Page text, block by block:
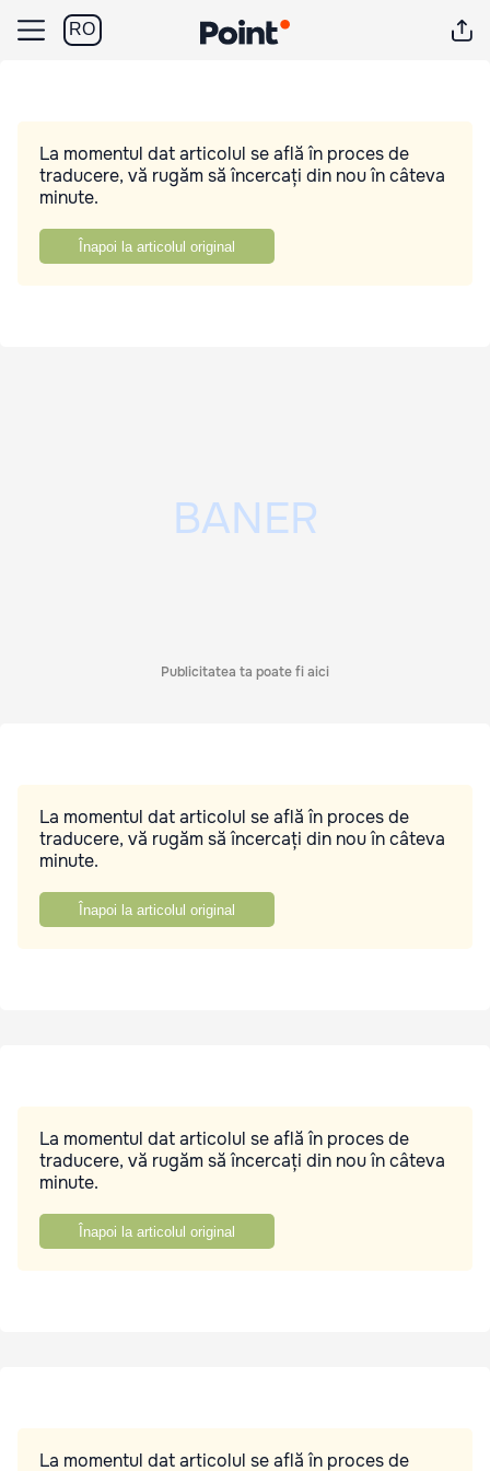
RO
La momentul dat articolul se află în proces de
traducere, vă rugăm să încercați din nou în câteva
minute.
Înapoi la articolul original
Publicitatea ta poate fi aici
La momentul dat articolul se află în proces de
traducere, vă rugăm să încercați din nou în câteva
minute.
Înapoi la articolul original
La momentul dat articolul se află în proces de
traducere, vă rugăm să încercați din nou în câteva
minute.
Înapoi la articolul original
La momentul dat articolul se află în proces de